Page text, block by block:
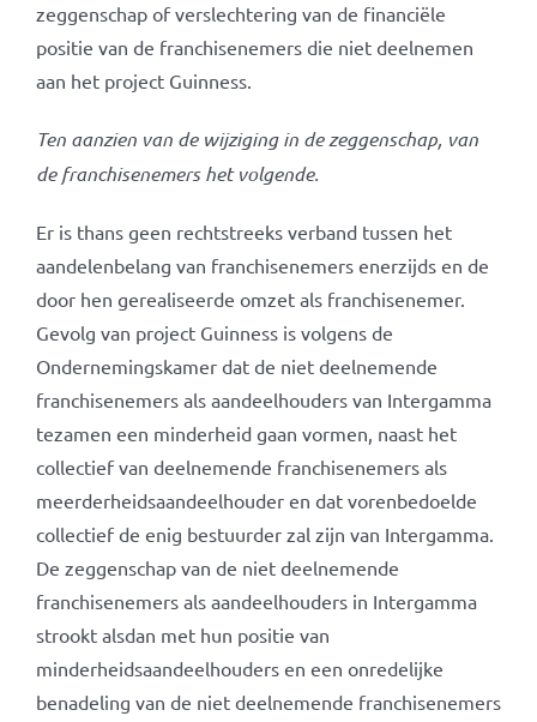
zeggenschap of verslechtering van de financiële
positie van de franchisenemers die niet deelnemen
aan het project Guinness.
Ten aanzien van de wijziging in de zeggenschap, van
de franchisenemers het volgende.
Er is thans geen rechtstreeks verband tussen het
aandelenbelang van franchisenemers enerzijds en de
door hen gerealiseerde omzet als franchisenemer.
Gevolg van project Guinness is volgens de
Ondernemingskamer dat de niet deelnemende
franchisenemers als aandeelhouders van Intergamma
tezamen een minderheid gaan vormen, naast het
collectief van deelnemende franchisenemers als
meerderheidsaandeelhouder en dat vorenbedoelde
collectief de enig bestuurder zal zijn van Intergamma.
De zeggenschap van de niet deelnemende
franchisenemers als aandeelhouders in Intergamma
strookt alsdan met hun positie van
minderheidsaandeelhouders en een onredelijke
benadeling van de niet deelnemende franchisenemers